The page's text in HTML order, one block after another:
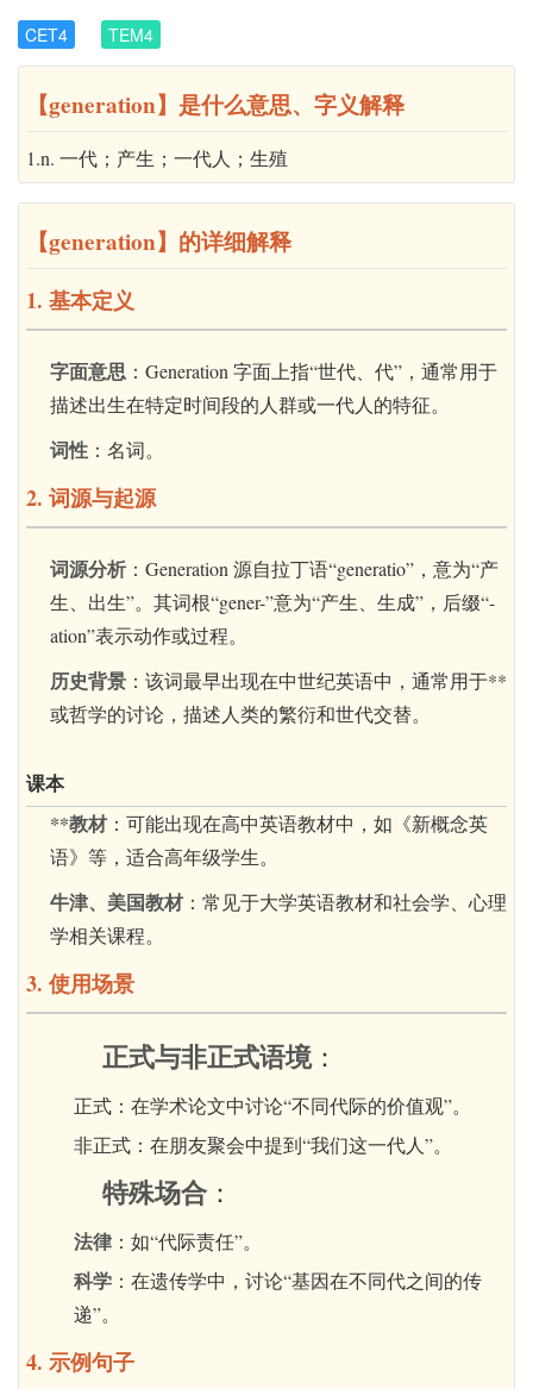
CET4 TEM4
【generation】是什么意思、字义解释
1.n. 一代；产生；一代人；生殖
【generation】的详细解释
1. 基本定义
字面意思 ：Generation 字面上指“世代、代”，通常用于
描述出生在特定时间段的人群或一代人的特征。
词性 ：名词。
2. 词源与起源
词源分析 ：Generation 源自拉丁语“generatio”，意为“产
生、出生”。其词根“gener-”意为“产生、生成”，后缀“-
ation”表示动作或过程。
历史背景 ：该词最早出现在中世纪英语中，通常用于**
或哲学的讨论，描述人类的繁衍和世代交替。
课本
**教材：可能出现在高中英语教材中，如《新概念英
语》等，适合高年级学生。
牛津、美国教材：常见于大学英语教材和社会学、心理
学相关课程。
3. 使用场景
正式与非正式语境：
正式：在学术论文中讨论“不同代际的价值观”。
非正式：在朋友聚会中提到“我们这一代人”。
特殊场合 ：
法律 ：如“代际责任”。
科学 ：在遗传学中，讨论“基因在不同代之间的传
递”。
4. 示例句子